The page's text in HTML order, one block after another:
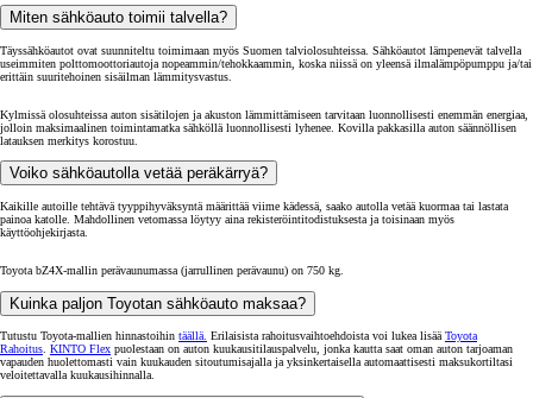
Miten sähköauto toimii talvella?
Täyssähköautot ovat suunniteltu toimimaan myös Suomen talviolosuhteissa. Sähköautot lämpenevät talvella
useimmiten polttomoottoriautoja nopeammin/tehokkaammin, koska niissä on yleensä ilmalämpöpumppu ja/tai
erittäin suuritehoinen sisäilman lämmitysvastus.
Kylmissä olosuhteissa auton sisätilojen ja akuston lämmittämiseen tarvitaan luonnollisesti enemmän energiaa,
jolloin maksimaalinen toimintamatka sähköllä luonnollisesti lyhenee. Kovilla pakkasilla auton säännöllisen
latauksen merkitys korostuu.
Voiko sähköautolla vetää peräkärryä?
Kaikille autoille tehtävä tyyppihyväksyntä määrittää viime kädessä, saako autolla vetää kuormaa tai lastata
painoa katolle. Mahdollinen vetomassa löytyy aina rekisteröintitodistuksesta ja toisinaan myös
käyttöohjekirjasta.
Toyota bZ4X-mallin perävaunumassa (jarrullinen perävaunu) on 750 kg.
Kuinka paljon Toyotan sähköauto maksaa?
Tutustu Toyota-mallien hinnastoihin täällä. Erilaisista rahoitusvaihtoehdoista voi lukea lisääToyota
Rahoitus. KINTO Flex puolestaan on auton kuukausitilauspalvelu, jonka kautta saat oman auton tarjoaman
vapauden huolettomasti vain kuukauden sitoutumisajalla ja yksinkertaisella automaattisesti maksukortiltasi
veloitettavalla kuukausihinnalla.